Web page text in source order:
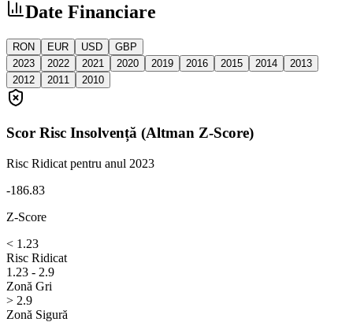
Date Financiare
RON EUR USD
GBP
2023
2022 2021 2020 2019 2016 2015 2014
2013
2012
2011 2010
Scor Risc Insolvență (Altman Z-Score)
Risc Ridicat pentru anul 2023
-186.83
Z-Score
< 1.23
Risc Ridicat
1.23 - 2.9
Zonă Gri
> 2.9
Zonă Sigură